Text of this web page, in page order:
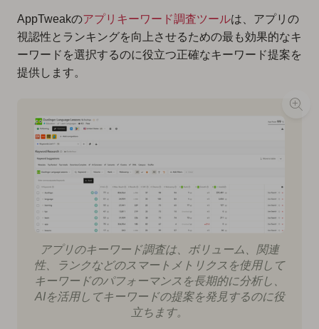
AppTweakのアプリキーワード調査ツールは、アプリの
視認性とランキングを向上させるための最も効果的なキ
ーワードを選択するのに役立つ正確なキーワード提案を
提供します。
アプリのキーワード調査は、ボリューム、関連
性、ランクなどのスマートメトリクスを使用して
キーワードのパフォーマンスを長期的に分析し、
AIを活用してキーワードの提案を発見するのに役
立ちます。